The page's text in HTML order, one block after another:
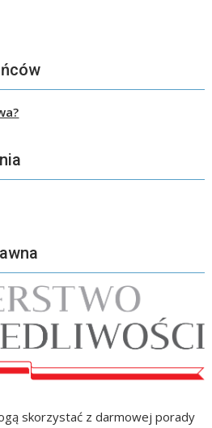
skorzystać z darmowej porady